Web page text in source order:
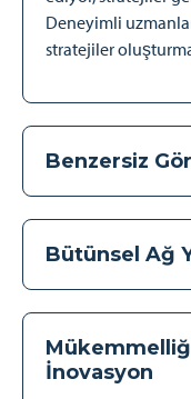
Deneyimli
stratejiler
Benzersiz
Bütünsel Ağ
İnovasyon